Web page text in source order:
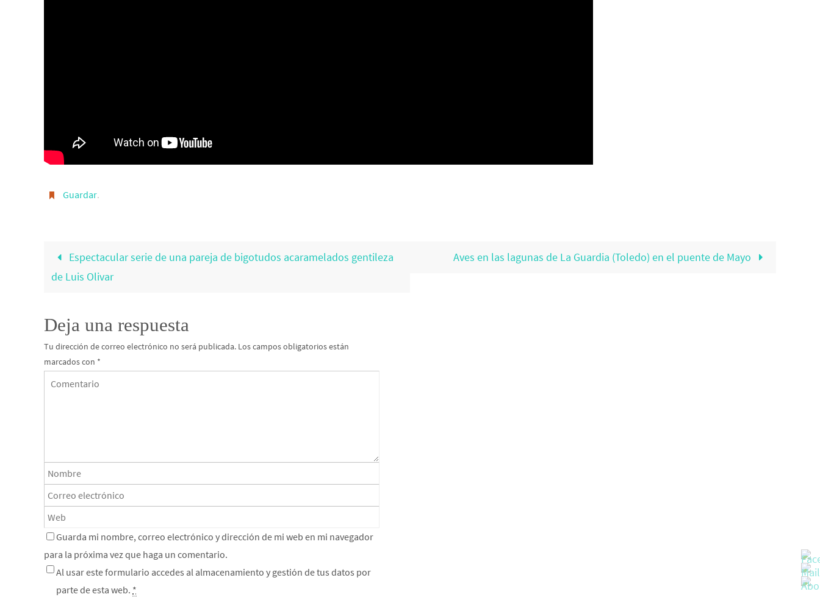
Guardar.
Espectacular serie de una pareja de bigotudos acaramelados gentileza
de Luis Olivar
Aves en las lagunas de La Guardia (Toledo) en el puente de Mayo
Deja una respuesta
Tu dirección de correo electrónico no será publicada. Los campos obligatorios están
marcados con *
Guarda mi nombre, correo electrónico y dirección de mi web en mi navegador
para la próxima vez que haga un comentario.
Al usar este formulario accedes al almacenamiento y gestión de tus datos por
parte de esta web. *